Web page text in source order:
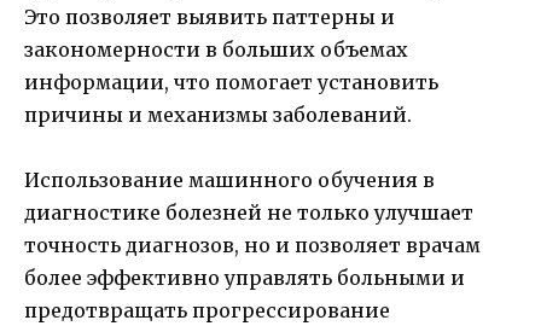
Это позволяет выявить паттерны и
закономерности в больших объемах
информации, что помогает установить
причины и механизмы заболеваний.
Использование машинного обучения в
диагностике болезней не только улучшает
точность диагнозов, но и позволяет врачам
более эффективно управлять больными и
предотвращать прогрессирование